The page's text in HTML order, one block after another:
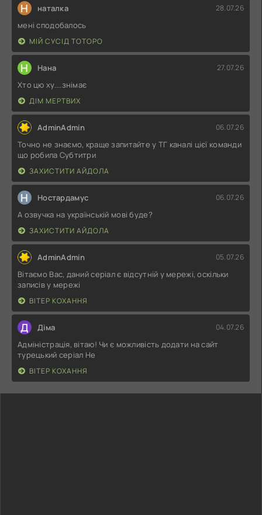
Н наталка 28.07.26
мені сподобалось
МІЙ СУСІД ТОТОРО
Н Нана 27.07.26
Хто цю ху....знімає
ДІМ МЕРТВИХ
AdminAdmin 06.07.26
Точно не знаємо, краще запитайте у ТГ каналі цієї команди
що робила Субтитри
ЗАХИСТИТИ АЙДОЛА
Н Ностардамус 06.07.26
А озвучка на українській мові буде?
ЗАХИСТИТИ АЙДОЛА
AdminAdmin 05.07.26
Вітаємо Вас, даний серіал є відсутній у мережі, оскільки
записів у мережі
ВІТЕР КОХАННЯ
Д Діма 04.07.26
Адміністрація, вітаю! Чи є можливість додати на сайт
турецький серіал Не
ВІТЕР КОХАННЯ